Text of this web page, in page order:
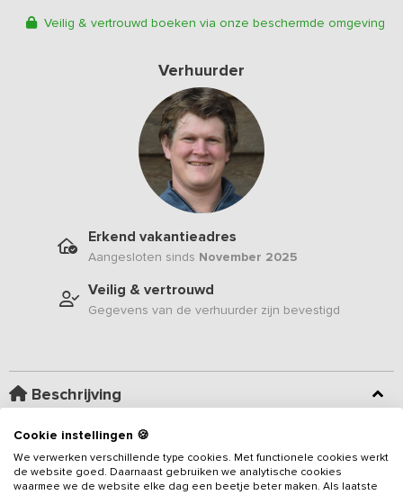
Veilig & vertrouwd boeken via onze beschermde omgeving
Verhuurder
Erkend vakantieadres
Aangesloten sinds November 2025
Veilig & vertrouwd
Gegevens van de verhuurder zijn bevestigd
Beschrijving
Nieuw in ons aanbod sinds februari 2026
groepsaccommodatie is een perfectvakantieadres voor
groepen tot 26 personen en ligt op een bijzondere locatie net
Cookie instellingen 🍪
We verwerken verschillende type cookies. Met functionele cookies werkt
de website goed. Daarnaast gebruiken we analytische cookies
waarmee we de website elke dag een beetje beter maken. Als laatste